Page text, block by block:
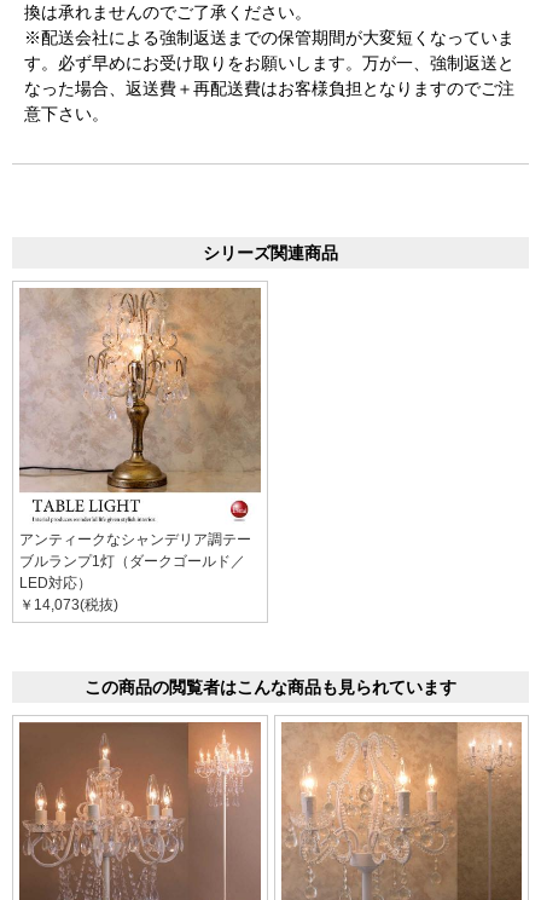
換は承れませんのでご了承ください。
※配送会社による強制返送までの保管期間が大変短くなっていま
す。必ず早めにお受け取りをお願いします。万が一、強制返送と
なった場合、返送費＋再配送費はお客様負担となりますのでご注
意下さい。
シリーズ関連商品
アンティークなシャンデリア調テー
ブルランプ1灯（ダークゴールド／
LED対応）
￥14,073(税抜)
この商品の閲覧者はこんな商品も見られています